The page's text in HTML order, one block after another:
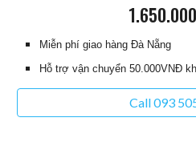
1.6
Miễn phí giao hàng Đà Nẵng
Hỗ trợ vận chuyển 50.000VNĐ
Call 093